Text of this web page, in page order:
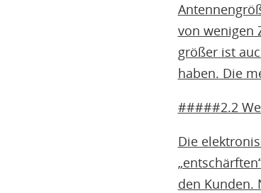
von wenigen
größer ist
haben. Die
#####2.2
Die
den Kunden.